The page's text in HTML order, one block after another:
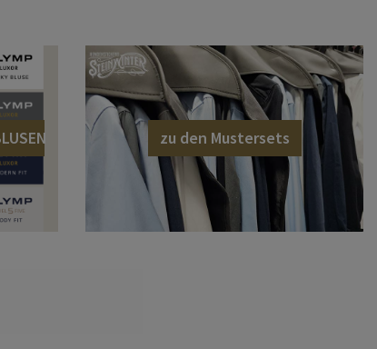
zu den Mustersets